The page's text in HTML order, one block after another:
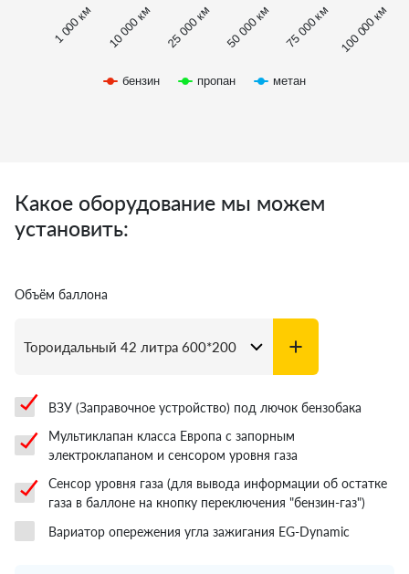
бензин пропан метан
1 000 км 10 000 км 25 000 км 50 000 км 75 000 км 100 000 км
Какое оборудование мы можем
установить:
Объём баллона
ВЗУ (Заправочное устройство) под лючок бензобака
Мультиклапан класса Европа с запорным
электроклапаном и сенсором уровня газа
Сенсор уровня газа (для вывода информации об остатке
газа в баллоне на кнопку переключения "бензин-газ")
Вариатор опережения угла зажигания EG-Dynamic